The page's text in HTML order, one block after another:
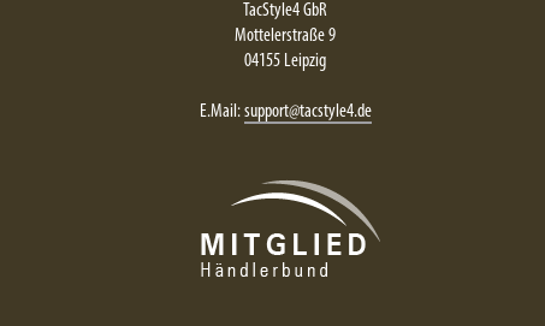
TacStyle4 GbR
Mottelerstraße 9
04155 Leipzig
E.Mail:support@tacstyle4.de